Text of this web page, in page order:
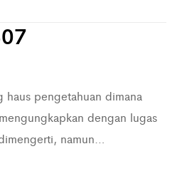
haus pengetahuan dimana
dengan lugas
namun…